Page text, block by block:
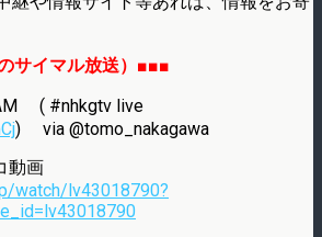
サイマル放送）■■■
( #nhkgtv live
) via @tomo_nakagawa
動画
watch/lv43018790?